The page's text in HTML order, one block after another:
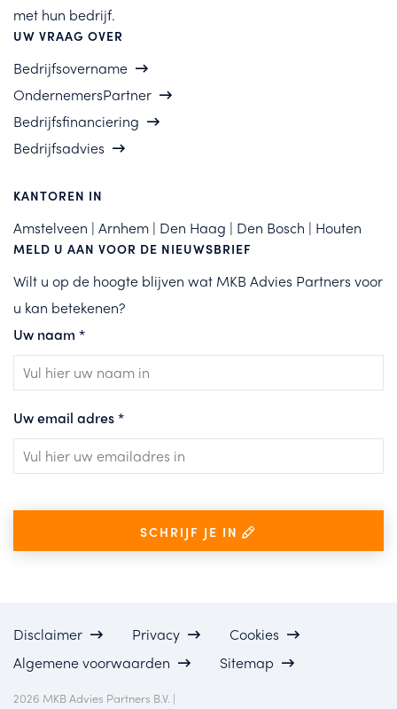
met hun bedrijf.
UW VRAAG OVER
Bedrijfsovername
OndernemersPartner
Bedrijfsfinanciering
Bedrijfsadvies
KANTOREN IN
Amstelveen | Arnhem | Den Haag | Den Bosch | Houten
MELD U AAN VOOR DE NIEUWSBRIEF
Wilt u op de hoogte blijven wat MKB Advies Partners voor
u kan betekenen?
Uw naam *
Uw email adres*
SCHRIJF JE IN
Disclaimer Privacy
Cookies
Algemene voorwaarden
Sitemap
2026 MKB Advies Partners B.V. |